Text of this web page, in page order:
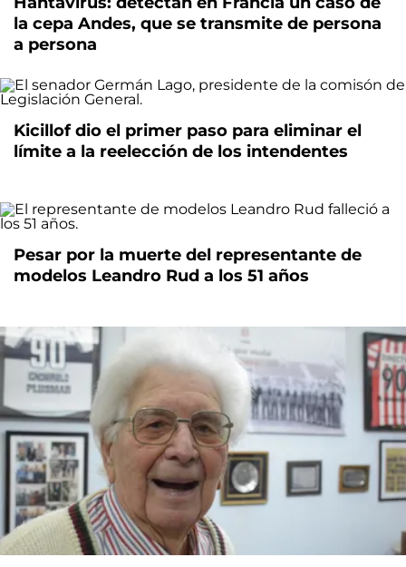
la cepa Andes, que se transmite de persona
a persona
Kicillof dio el primer paso para eliminar el
límite a la reelección de los intendentes
Pesar por la muerte del representante de
modelos Leandro Rud a los 51 años